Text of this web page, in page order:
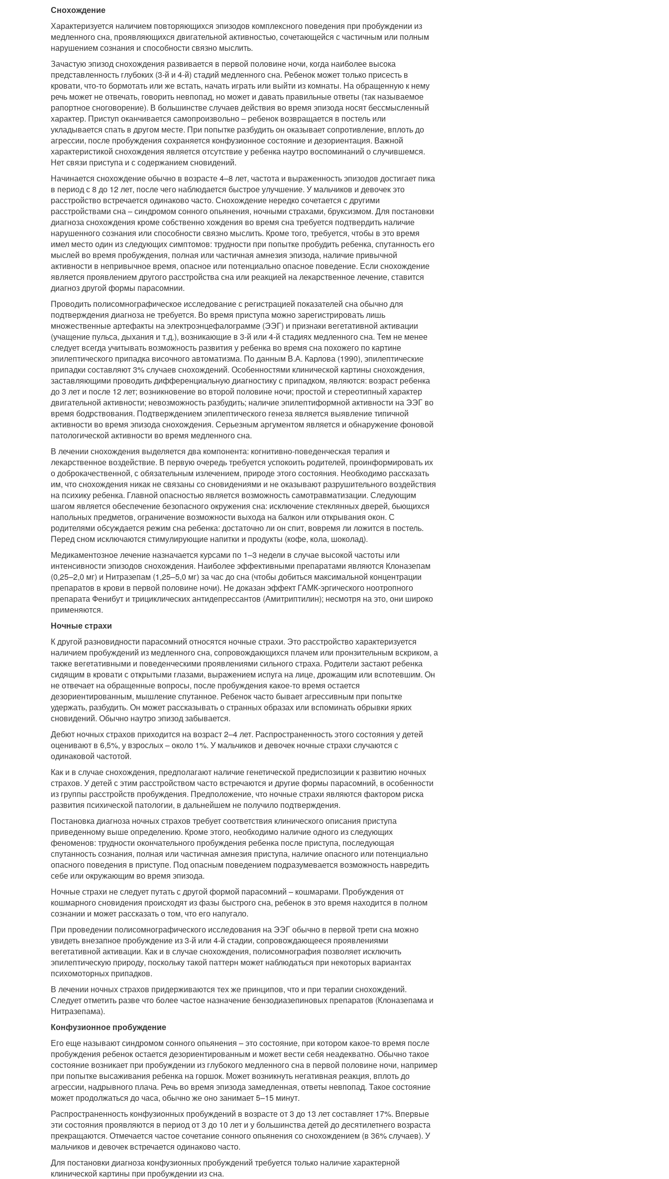
Снохождение
Характеризуется наличием повторяющихся эпизодов комплексного поведения при пробуждении из
медленного сна, проявляющихся двигательной активностью, сочетающейся с частичным или полным
нарушением сознания и способности связно мыслить.
Зачастую эпизод снохождения развивается в первой половине ночи, когда наиболее высока
представленность глубоких (3-й и 4-й) стадий медленного сна. Ребенок может только присесть в
кровати, что-то бормотать или же встать, начать играть или выйти из комнаты. На обращенную к нему
речь может не отвечать, говорить невпопад, но может и давать правильные ответы (так называемое
рапортное сноговорение). В большинстве случаев действия во время эпизода носят бессмысленный
характер. Приступ оканчивается самопроизвольно – ребенок возвращается в постель или
укладывается спать в другом месте. При попытке разбудить он оказывает сопротивление, вплоть до
агрессии, после пробуждения сохраняется конфузионное состояние и дезориентация. Важной
характеристикой снохождения является отсутствие у ребенка наутро воспоминаний о случившемся.
Нет связи приступа и с содержанием сновидений.
Начинается снохождение обычно в возрасте 4–8 лет, частота и выраженность эпизодов достигает пика
в период с 8 до 12 лет, после чего наблюдается быстрое улучшение. У мальчиков и девочек это
расстройство встречается одинаково часто. Снохождение нередко сочетается с другими
расстройствами сна – синдромом сонного опьянения, ночными страхами, бруксизмом. Для постановки
диагноза снохождения кроме собственно хождения во время сна требуется подтвердить наличие
нарушенного сознания или способности связно мыслить. Кроме того, требуется, чтобы в это время
имел место один из следующих симптомов: трудности при попытке пробудить ребенка, спутанность его
мыслей во время пробуждения, полная или частичная амнезия эпизода, наличие привычной
активности в непривычное время, опасное или потенциально опасное поведение. Если снохождение
является проявлением другого расстройства сна или реакцией на лекарственное лечение, ставится
диагноз другой формы парасомнии.
Проводить полисомнографическое исследование с регистрацией показателей сна обычно для
подтверждения диагноза не требуется. Во время приступа можно зарегистрировать лишь
множественные артефакты на электроэнцефалограмме (ЭЭГ) и признаки вегетативной активации
(учащение пульса, дыхания и т.д.), возникающие в 3-й или 4-й стадиях медленного сна. Тем не менее
следует всегда учитывать возможность развития у ребенка во время сна похожего по картине
эпилептического припадка височного автоматизма. По данным В.А. Карлова (1990), эпилептические
припадки составляют 3% случаев снохождений. Особенностями клинической картины снохождения,
заставляющими проводить дифференциальную диагностику с припадком, являются: возраст ребенка
до 3 лет и после 12 лет; возникновение во второй половине ночи; простой и стереотипный характер
двигательной активности; невозможность разбудить; наличие эпилептиформной активности на ЭЭГ во
время бодрствования. Подтверждением эпилептического генеза является выявление типичной
активности во время эпизода снохождения. Серьезным аргументом является и обнаружение фоновой
патологической активности во время медленного сна.
В лечении снохождения выделяется два компонента: когнитивно-поведенческая терапия и
лекарственное воздействие. В первую очередь требуется успокоить родителей, проинформировать их
о доброкачественной, с обязательным излечением, природе этого состояния. Необходимо рассказать
им, что снохождения никак не связаны со сновидениями и не оказывают разрушительного воздействия
на психику ребенка. Главной опасностью является возможность самотравматизации. Следующим
шагом является обеспечение безопасного окружения сна: исключение стеклянных дверей, бьющихся
напольных предметов, ограничение возможности выхода на балкон или открывания окон. С
родителями обсуждается режим сна ребенка: достаточно ли он спит, вовремя ли ложится в постель.
Перед сном исключаются стимулирующие напитки и продукты (кофе, кола, шоколад).
Медикаментозное лечение назначается курсами по 1–3 недели в случае высокой частоты или
интенсивности эпизодов снохождения. Наиболее эффективными препаратами являются Клоназепам
(0,25–2,0 мг) и Нитразепам (1,25–5,0 мг) за час до сна (чтобы добиться максимальной концентрации
препаратов в крови в первой половине ночи). Не доказан эффект ГАМК-эргического ноотропного
препарата Фенибут и трициклических антидепрессантов (Амитриптилин); несмотря на это, они широко
применяются.
Ночные страхи
К другой разновидности парасомний относятся ночные страхи. Это расстройство характеризуется
наличием пробуждений из медленного сна, сопровождающихся плачем или пронзительным вскриком, а
также вегетативными и поведенческими проявлениями сильного страха. Родители застают ребенка
сидящим в кровати с открытыми глазами, выражением испуга на лице, дрожащим или вспотевшим. Он
не отвечает на обращенные вопросы, после пробуждения какое-то время остается
дезориентированным, мышление спутанное. Ребенок часто бывает агрессивным при попытке
удержать, разбудить. Он может рассказывать о странных образах или вспоминать обрывки ярких
сновидений. Обычно наутро эпизод забывается.
Дебют ночных страхов приходится на возраст 2–4 лет. Распространенность этого состояния у детей
оценивают в 6,5%, у взрослых – около 1%. У мальчиков и девочек ночные страхи случаются с
одинаковой частотой.
Как и в случае снохождения, предполагают наличие генетической предиспозиции к развитию ночных
страхов. У детей с этим расстройством часто встречаются и другие формы парасомний, в особенности
из группы расстройств пробуждения. Предположение, что ночные страхи являются фактором риска
развития психической патологии, в дальнейшем не получило подтверждения.
Постановка диагноза ночных страхов требует соответствия клинического описания приступа
приведенному выше определению. Кроме этого, необходимо наличие одного из следующих
феноменов: трудности окончательного пробуждения ребенка после приступа, последующая
спутанность сознания, полная или частичная амнезия приступа, наличие опасного или потенциально
опасного поведения в приступе. Под опасным поведением подразумевается возможность навредить
себе или окружающим во время эпизода.
Ночные страхи не следует путать с другой формой парасомний – кошмарами. Пробуждения от
кошмарного сновидения происходят из фазы быстрого сна, ребенок в это время находится в полном
сознании и может рассказать о том, что его напугало.
При проведении полисомнографического исследования на ЭЭГ обычно в первой трети сна можно
увидеть внезапное пробуждение из 3-й или 4-й стадии, сопровождающееся проявлениями
вегетативной активации. Как и в случае снохождения, полисомнография позволяет исключить
эпилептическую природу, поскольку такой паттерн может наблюдаться при некоторых вариантах
психомоторных припадков.
В лечении ночных страхов придерживаются тех же принципов, что и при терапии снохождений.
Следует отметить разве что более частое назначение бензодиазепиновых препаратов (Клоназепама и
Нитразепама).
Конфузионное пробуждение
Его еще называют синдромом сонного опьянения – это состояние, при котором какое-то время после
пробуждения ребенок остается дезориентированным и может вести себя неадекватно. Обычно такое
состояние возникает при пробуждении из глубокого медленного сна в первой половине ночи, например
при попытке высаживания ребенка на горшок. Может возникнуть негативная реакция, вплоть до
агрессии, надрывного плача. Речь во время эпизода замедленная, ответы невпопад. Такое состояние
может продолжаться до часа, обычно же оно занимает 5–15 минут.
Распространенность конфузионных пробуждений в возрасте от 3 до 13 лет составляет 17%. Впервые
эти состояния проявляются в период от 3 до 10 лет и у большинства детей до десятилетнего возраста
прекращаются. Отмечается частое сочетание сонного опьянения со снохождением (в 36% случаев). У
мальчиков и девочек встречается одинаково часто.
Для постановки диагноза конфузионных пробуждений требуется только наличие характерной
клинической картины при пробуждении из сна.